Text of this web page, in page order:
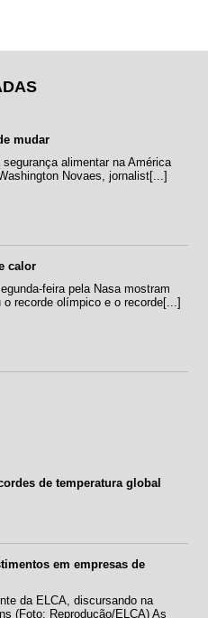
mudar
alimentar na América
Novaes, jornalist[...]
calor
feira pela Nasa mostram
recorde olímpico e o recorde[...]
de temperatura global
em empresas de
da ELCA, discursando na
(Foto: Reprodução/ELCA) As